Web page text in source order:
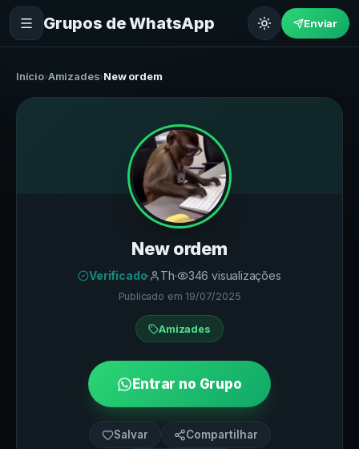
Grupos de WhatsApp Enviar
Início›Amizades›New ordem
New ordem
Verificado· Th· 346 visualizações
Publicado em 19/07/2025
Amizades
Entrar no Grupo
Salvar Compartilhar